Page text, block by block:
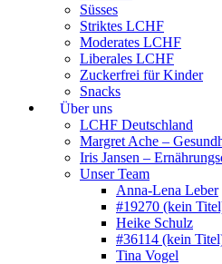
Süsses
Striktes LCHF
Moderates LCHF
Liberales LCHF
Zuckerfrei für Kinder
Snacks
Über uns
LCHF Deutschland
Margret Ache –
Iris Jansen –
Unser Team
Anna-Lena Leber
#19270 (kein
Heike Schulz
#36114 (kein
Tina Vogel